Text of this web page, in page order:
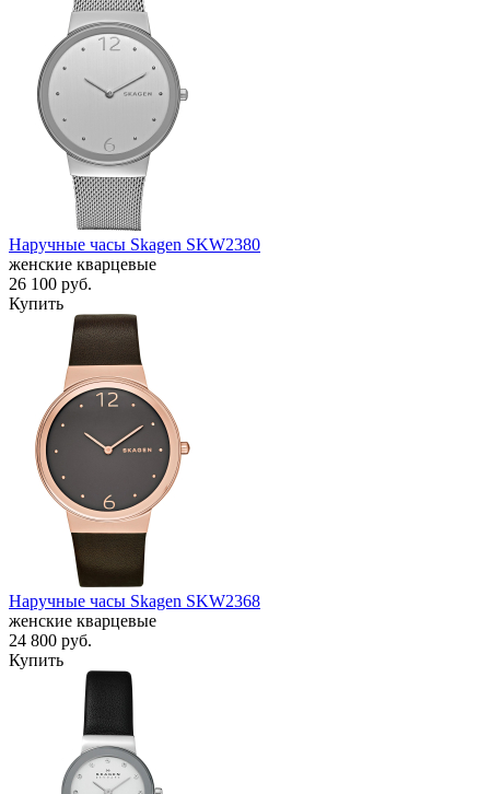
Наручные часы Skagen SKW2380
женские кварцевые
26 100 руб.
Купить
Наручные часы Skagen SKW2368
женские кварцевые
24 800 руб.
Купить